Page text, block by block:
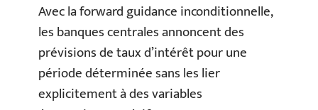
Avec la forward guidance inconditionnelle,
les banques centrales annoncent des
prévisions de taux d’intérêt pour une
période déterminée sans les lier
explicitement à des variables